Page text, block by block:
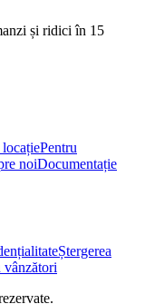
și ridici în 15
locațiePentru
noiDocumentație
Ștergerea
vânzători